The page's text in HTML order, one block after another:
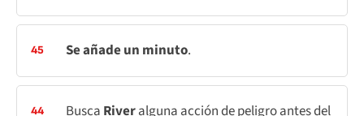
45 Se añade un minuto.
44 Busca Riveralguna acción de peligro antes del